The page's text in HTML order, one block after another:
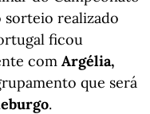
sorteio realizado
ficou
com Argélia,
que será
.